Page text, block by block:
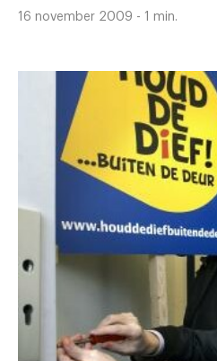
16 november 2009 - 1 min.